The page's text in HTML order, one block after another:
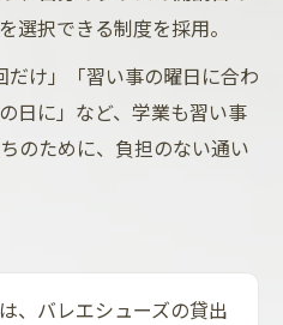
選択できる制度を採用。
だけ」「習い事の曜日に合わ
日に」など、学業も習い事
のために、負担のない通い
、バレエシューズの貸出